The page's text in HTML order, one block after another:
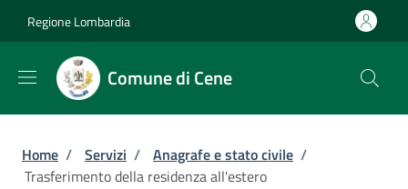
Regione Lombardia
Comune di Cene
Briciole di pane
Home / Servizi / Anagrafe e stato civile /
Trasferimento della residenza all'estero